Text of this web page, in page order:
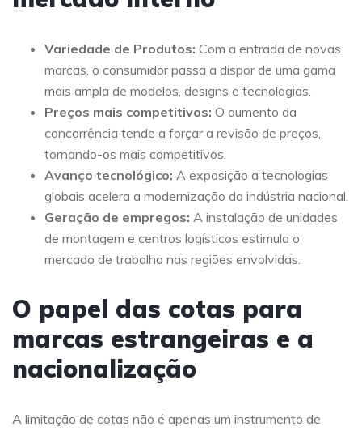
Variedade de Produtos: Com a entrada de novas
marcas, o consumidor passa a dispor de uma gama
mais ampla de modelos, designs e tecnologias.
Preços mais competitivos: O aumento da
concorrência tende a forçar a revisão de preços,
tornando-os mais competitivos.
Avanço tecnológico: A exposição a tecnologias
globais acelera a modernização da indústria nacional.
Geração de empregos: A instalação de unidades
de montagem e centros logísticos estimula o
mercado de trabalho nas regiões envolvidas.
O papel das cotas para
marcas estrangeiras e a
nacionalização
A limitação de cotas não é apenas um instrumento de